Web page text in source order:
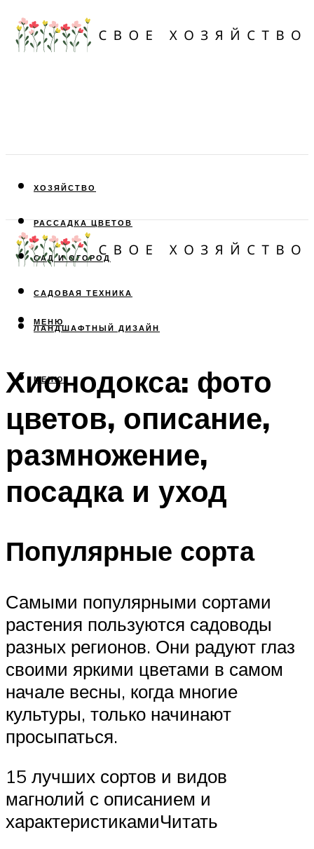
ХОЗЯЙСТВО
РАССАДКА ЦВЕТОВ
САД И ОГОРОД
САДОВАЯ ТЕХНИКА
ЛАНДШАФТНЫЙ ДИЗАЙН
МЕНЮ
МЕНЮ
Хионодокса: фото
цветов, описание,
размножение,
посадка и уход
Популярные сорта
Самыми популярными сортами
растения пользуются садоводы
разных регионов. Они радуют глаз
своими яркими цветами в самом
начале весны, когда многие
культуры, только начинают
просыпаться.
15 лучших сортов и видов
магнолий с описанием и
характеристикамиЧитать